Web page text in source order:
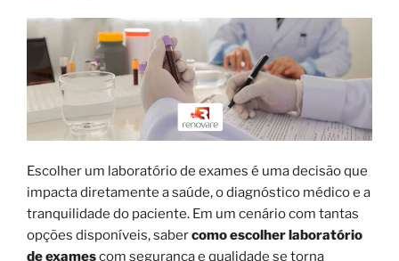
Escolher um laboratório de exames é uma decisão que
impacta diretamente a saúde, o diagnóstico médico e a
tranquilidade do paciente. Em um cenário com tantas
opções disponíveis, sabercomo escolher laboratório
de examescom segurança e qualidade se torna